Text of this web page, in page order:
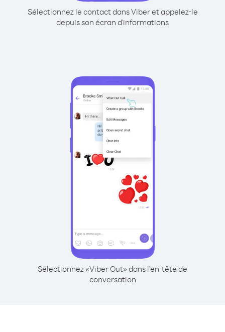
Sélectionnez le contact dans Viber et appelez-le
depuis son écran d'informations
Sélectionnez «Viber Out» dans l'en-tête de
conversation